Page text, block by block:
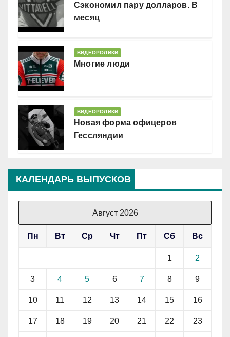
Сэкономил пару долларов. В
месяц
ВИДЕОРОЛИКИ
Многие люди
ВИДЕОРОЛИКИ
Новая форма офицеров
Гессляндии
КАЛЕНДАРЬ ВЫПУСКОВ
Август 2026
Пн Вт Ср Чт Пт Сб Вс
1 2
3 4 5 6 7 8 9
10 11 12 13 14 15 16
17 18 19 20 21 22 23